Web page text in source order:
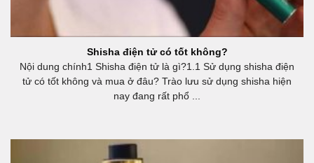
Shisha điện tử có tốt không?
Nội dung chính1 Shisha điện tử là gì?1.1 Sử dụng shisha điện
tử có tốt không và mua ở đâu? Trào lưu sử dụng shisha hiện
nay đang rất phổ ...